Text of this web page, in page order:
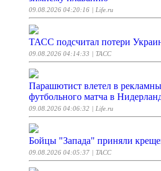
09.08.2026 04:20:16 | Life.ru
ТАСС подсчитал потери
09.08.2026 04:14:33 | ТАСС
Парашютист влетел в
футбольного матча в
09.08.2026 04:06:32 | Life.ru
Бойцы "Запада" приняли
09.08.2026 04:05:37 | ТАСС